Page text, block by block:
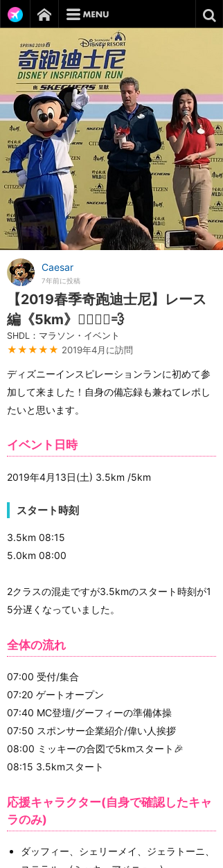
Caesar
7年前に投稿
【2019春季奇跑迪士尼】レース
編《5km》🏃‍♂️🏃‍♀️💨
SHDL：マラソン・イベント
★★★★★ 2019年4月に訪問
ディズニーインスピレーションランに初めて参
加して来ました！自身の備忘録も兼ねてレポし
たいと思います。
イベント日時
2019年4月13日(土) 3.5km /5km
スタート時刻
3.5km 08:15
5.0km 08:00
2クラスの混走ですが3.5kmのスタート時刻が1
5分遅くなっていました。
全体の流れ
07:00 受付/集合
07:20 ゲートオープン
07:40 MC登壇/グーフィーの準備体操
07:50 スポンサー企業紹介/偉い人挨拶
08:00 ミッキーの合図で5kmスタート🎉
08:15 3.5kmスタート
応援キャラクター(自身で確認したキャ
ラのみ)
ダッフィー、シェリーメイ、ジェラトーニ、